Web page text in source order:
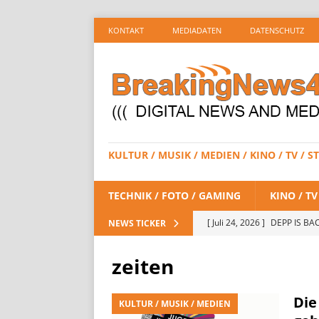
KONTAKT MEDIADATEN DATENSCHUTZ
KULTUR / MUSIK / MEDIEN / KINO / TV /
TECHNIK / FOTO / GAMING KINO /
NEWS TICKER [ Juli 24, 2026 ] DEPP IS
STREAMING
zeiten
KULTUR / MUSIK / MEDIEN